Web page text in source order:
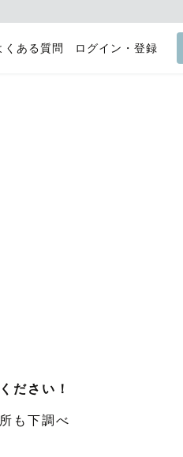
くある質問 ログイン・登録
ださい！
も下調べ